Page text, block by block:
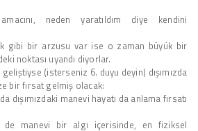
neden yaratıldım diye kendini
gibi bir arzusu var ise o zaman büyük bir
noktası uyandı diyorlar.
(isterseniz 6. duyu deyin) dışımızda
bir fırsat gelmiş olacak:
dışımızdaki manevi hayatı da anlama fırsatı
de manevi bir algı içerisinde, en fiziksel